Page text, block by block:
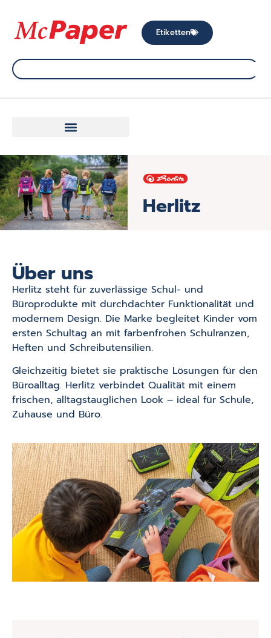
Etiketten
Herlitz
Über uns
Herlitz steht für zuverlässige Schul- und
Büroprodukte mit durchdachter Funktionalität und
modernem Design. Die Marke begleitet Kinder vom
ersten Schultag an mit farbenfrohen Schulranzen,
Heften und Schreibutensilien.
Gleichzeitig bietet sie praktische Lösungen für den
Büroalltag. Herlitz verbindet Qualität mit einem
frischen, alltagstauglichen Look – ideal für Schule,
Zuhause und Büro.